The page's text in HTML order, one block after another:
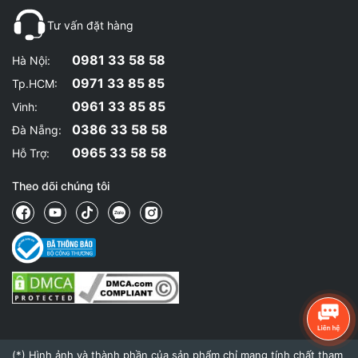
Tư vấn đặt hàng
Hà Nội: 0981 33 58 58
Tp.HCM: 0971 33 85 85
Vinh: 0961 33 85 85
Đà Nẵng: 0386 33 58 58
Hỗ Trợ: 0965 33 58 58
Theo dõi chúng tôi
(*) Hình ảnh và thành phần của sản phẩm chỉ mang tính chất tham